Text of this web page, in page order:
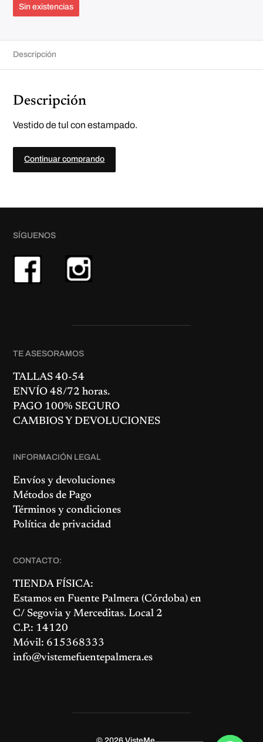
Sin existencias
Descripción
Descripción
Vestido de tul con estampado.
Continuar comprando
SÍGUENOS
TE ASESORAMOS
TALLAS 40-54
ENVÍO 48/72 horas.
PAGO 100% SEGURO
CAMBIOS Y DEVOLUCIONES
INFORMACIÓN LEGAL
Envíos y devoluciones
Métodos de Pago
Términos y condiciones
Política de privacidad
CONTACTO:
TIENDA FÍSICA:
Estamos enFuente Palmera (Córdoba) en
C/ Segovia y Merceditas. Local 2
C.P.: 14120
Móvil: 615368333
info@vistemefuentepalmera.es